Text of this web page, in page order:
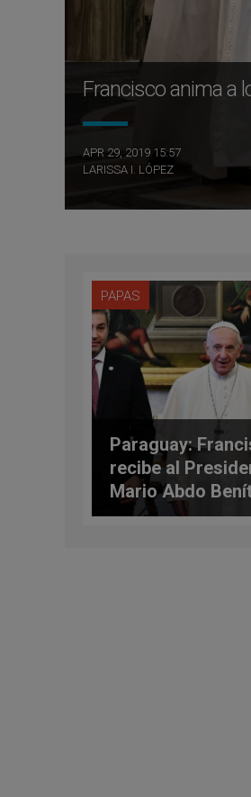
Francisco anima a
APR 29, 2019 15:57
LARISSA I. LÓPEZ
PAPAS
Paraguay:
recibe al
Mario Abdo
a su esposa